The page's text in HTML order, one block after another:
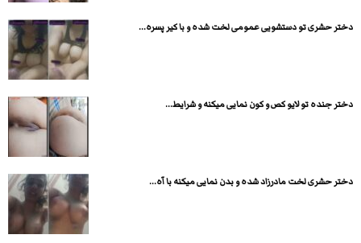
دختر حشری تو دستشویی عمومی لخت شده و با کیر پسره...
دختر جنده تو لایو کص و کون نمایی میکنه و شرایط...
دختر حشری لخت مادرزاد شده و بدن نمایی میکنه با آه...